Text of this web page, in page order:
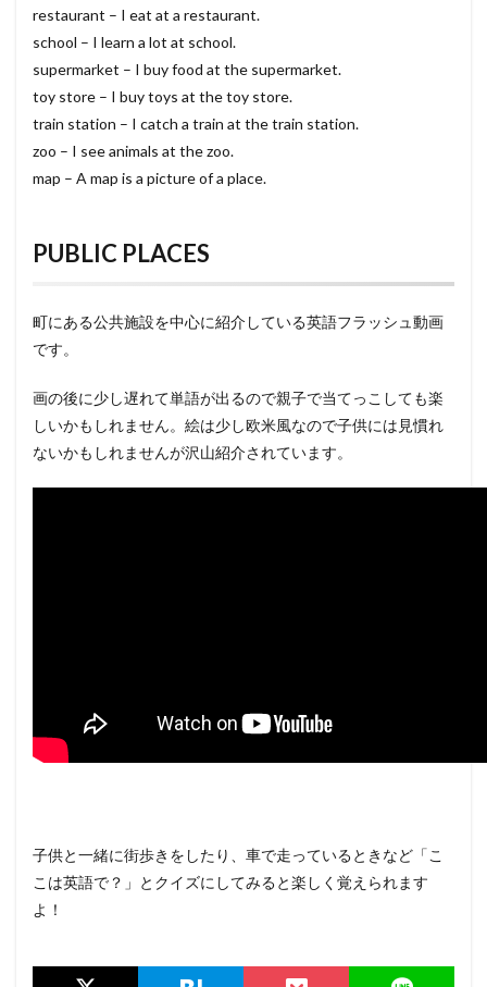
restaurant – I eat at a restaurant.
school – I learn a lot at school.
supermarket – I buy food at the supermarket.
toy store – I buy toys at the toy store.
train station – I catch a train at the train station.
zoo – I see animals at the zoo.
map – A map is a picture of a place.
PUBLIC PLACES
町にある公共施設を中心に紹介している英語フラッシュ動画
です。
画の後に少し遅れて単語が出るので親子で当てっこしても楽
しいかもしれません。絵は少し欧米風なので子供には見慣れ
ないかもしれませんが沢山紹介されています。
子供と一緒に街歩きをしたり、車で走っているときなど「こ
こは英語で？」とクイズにしてみると楽しく覚えられます
よ！